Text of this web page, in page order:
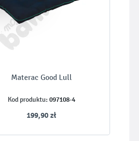
Materac Good Lull
Kod produktu: 097108-4
199,90 zł